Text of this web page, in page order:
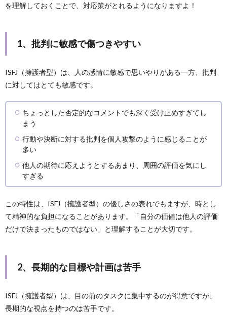
を理解しておくことで、対応策がとれるようになりますよ！
1、批判に敏感で傷つきやすい
ISFJ（擁護者型）は、人の感情に敏感で思いやりがある一方、批判
に対してはとても敏感です。
ちょっとした否定的なコメントでも深く受け止めすぎてし
まう
行動や決断に対する批判を個人攻撃のように感じることが
多い
他人の期待に応えようとするあまり、周囲の評価を気にし
すぎる
この特性は、ISFJ（擁護者型）の優しさの表れでもますが、時とし
て精神的な負担になることがあります。「自分の価値は他人の評価
だけで決まったものではない」と理解することが大切です。
2、長期的な目標や計画は苦手
ISFJ（擁護者型）は、目の前のタスクに集中するのが得意ですが、
長期的な視点を持つのは苦手です。